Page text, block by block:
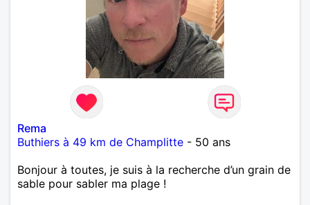
Rema
Buthiers à 49 km de Champlitte - 50 ans
Bonjour à toutes, je suis à la recherche d’un grain de
sable pour sabler ma plage !